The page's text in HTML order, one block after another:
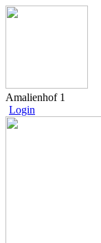
Amalienhof 1
Login